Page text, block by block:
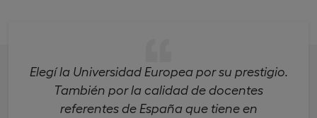
Elegí la Universidad Europea por su prestigio.
También por la calidad de docentes
referentes de España que tiene en